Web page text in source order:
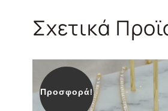
Σχετικά
Προσφορά!